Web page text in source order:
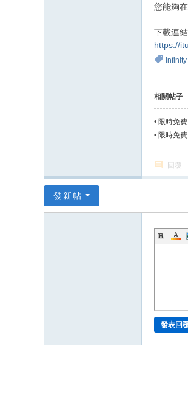
您能夠
下載連結
https://
Infinity
相關帖子
• 限時免
• 限時免
回覆
發新帖
發表回